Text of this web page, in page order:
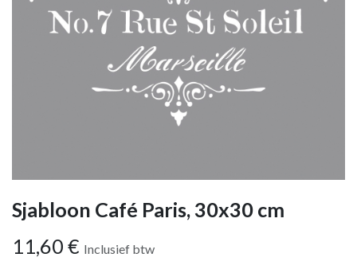
Sjabloon Café Paris, 30x30 cm
11,60 € Inclusief btw